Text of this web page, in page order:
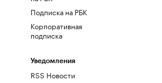
Подписка на РБК
Корпоративная
подписка
Уведомления
RSS Новости